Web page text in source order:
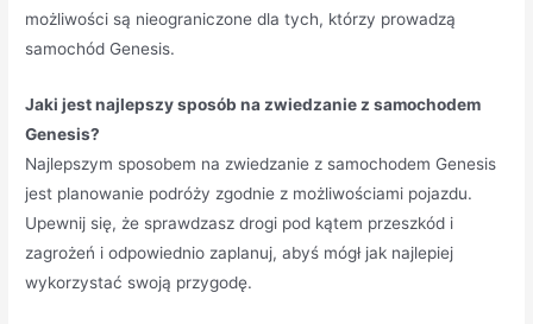
możliwości są nieograniczone dla tych, którzy prowadzą
samochód Genesis.
Jaki jest najlepszy sposób na zwiedzanie z samochodem
Genesis?
Najlepszym sposobem na zwiedzanie z samochodem Genesis
jest planowanie podróży zgodnie z możliwościami pojazdu.
Upewnij się, że sprawdzasz drogi pod kątem przeszkód i
zagrożeń i odpowiednio zaplanuj, abyś mógł jak najlepiej
wykorzystać swoją przygodę.